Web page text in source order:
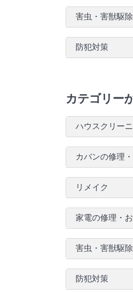
害虫・害獣駆除
防犯対策
カテゴリー
ハウスクリー
カバンの修理
リメイク
家電の修理・
害虫・害獣駆除
防犯対策